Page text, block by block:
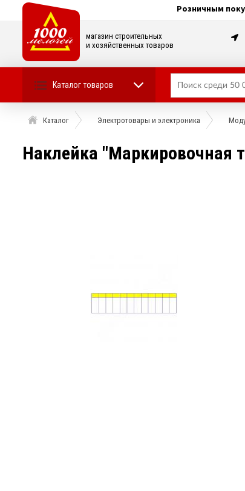
Розничным
магазин строительных
и хозяйственных товаров
Каталог товаров
Каталог Электротовары и электроника
Наклейка "Маркировочная